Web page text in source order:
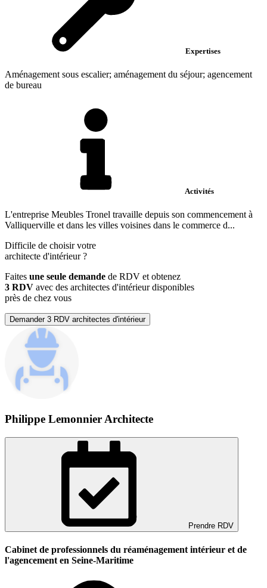
Expertises
Aménagement sous escalier; aménagement du séjour; agencement
de bureau
Activités
L'entreprise Meubles Tronel travaille depuis son commencement à
Valliquerville et dans les villes voisines dans le commerce d...
Difficile de choisir votre
architecte d'intérieur?
Faites une seule demande de RDV et obtenez
3 RDV avec des architectes d'intérieur disponibles
près de chez vous
Demander 3 RDV architectes d'intérieur
Philippe Lemonnier Architecte
Prendre RDV
Cabinet de professionnels du réaménagement intérieur et de
l'agencement en Seine-Maritime